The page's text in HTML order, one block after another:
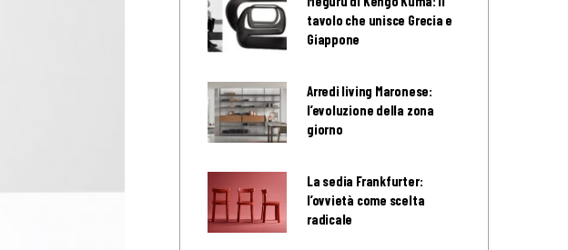
tavolo che unisce Grecia e
Giappone
Arredi living Maronese:
l’evoluzione della zona
giorno
La sedia Frankfurter:
l’ovvietà come scelta
radicale